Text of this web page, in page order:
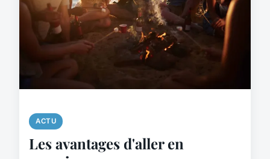
ACTU
Les avantages d'aller en